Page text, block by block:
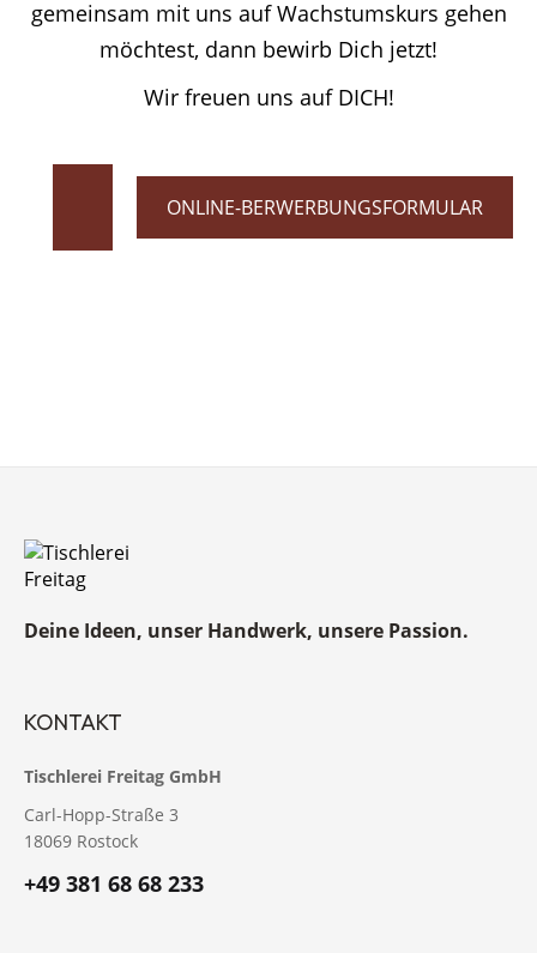
gemeinsam mit uns auf Wachstumskurs gehen
möchtest, dann bewirb Dich jetzt!
Wir freuen uns auf DICH!
ONLINE-BERWERBUNGSFORMULAR
Deine Ideen, unser Handwerk, unsere Passion.
KONTAKT
Tischlerei Freitag GmbH
Carl-Hopp-Straße 3
18069 Rostock
+49 381 68 68 233